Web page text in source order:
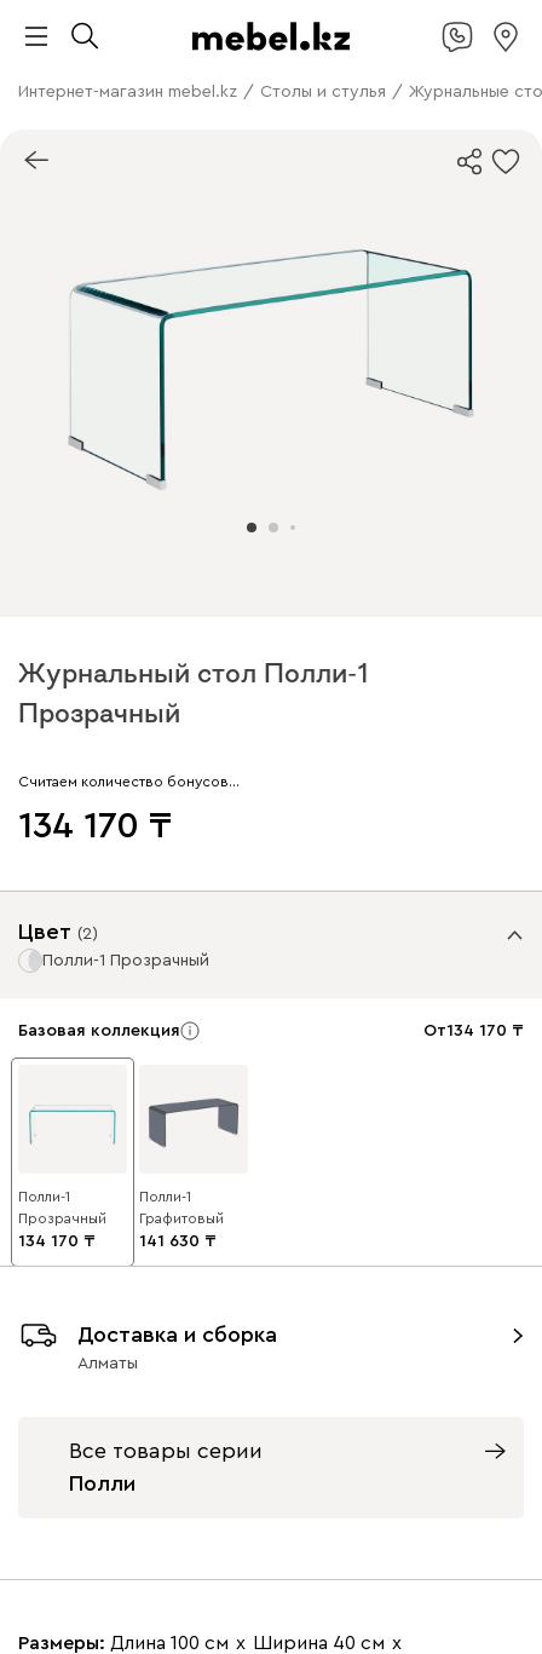
Интернет-магазин mebel.kz / Столы и стулья / Журнальные
Журнальный стол Полли-1
Прозрачный
Считаем количество бонусов…
134 170
Цвет (2)
Полли-1 Прозрачный
Базовая коллекция От134 170
Полли-1
Прозрачный
134 170
Полли-1
Графитовый
141 630
Доставка и сборка
Алматы
Все товары серии
Полли
Размеры: Длина 100 см х Ширина 40 см х